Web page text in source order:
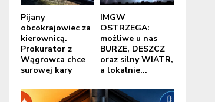
Pijany
obcokrajowiec za
kierownicą.
Prokurator z
Wągrowca chce
surowej kary
IMGW
OSTRZEGA:
możliwe u nas
BURZE, DESZCZ
oraz silny WIATR,
a lokalnie...